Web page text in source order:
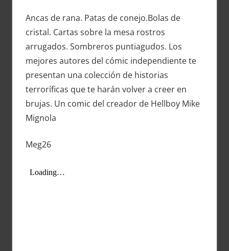
Ancas de rana. Patas de conejo.Bolas de
cristal. Cartas sobre la mesa rostros
arrugados. Sombreros puntiagudos. Los
mejores autores del cómic independiente te
presentan una colección de historias
terroríficas que te harán volver a creer en
brujas. Un comic del creador de Hellboy Mike
Mignola
Meg26